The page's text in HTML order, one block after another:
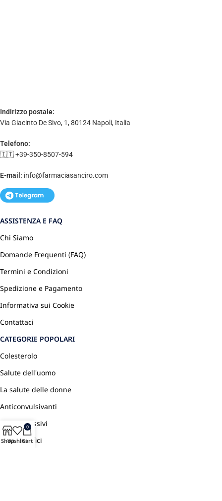
Indirizzo postale:
Via Giacinto De Sivo, 1, 80124 Napoli, Italia
Telefono:
🇮🇹 +39-350-8507-594
E-mail: info@farmaciasanciro.com
ASSISTENZA E FAQ
Chi Siamo
Domande Frequenti (FAQ)
Termini e Condizioni
Spedizione e Pagamento
Informativa sui Cookie
Contattaci
CATEGORIE POPOLARI
Colesterolo
Salute dell'uomo
La salute delle donne
Anticonvulsivanti
Antidepressivi
Antidolorifici
ShopWishlist
0
Cart